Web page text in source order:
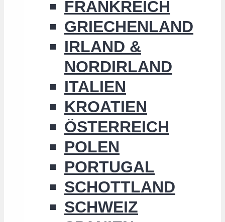
FRANKREICH
GRIECHENLAND
IRLAND &
NORDIRLAND
ITALIEN
KROATIEN
ÖSTERREICH
POLEN
PORTUGAL
SCHOTTLAND
SCHWEIZ